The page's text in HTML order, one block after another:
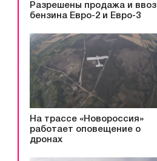
Разрешены продажа и ввоз
бензина Евро-2 и Евро-3
На трассе «Новороссия»
работает оповещение о
дронах